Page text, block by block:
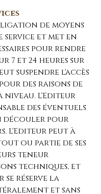
de moyens
service et met en
pour rendre
7 et 24 heures sur
suspendre l'accès
des raisons de
niveau. L'Editeur
des éventuels
découler pour
L'Editeur peut à
ou partie de ses
teneur
techniques, et
se réserve la
et sans